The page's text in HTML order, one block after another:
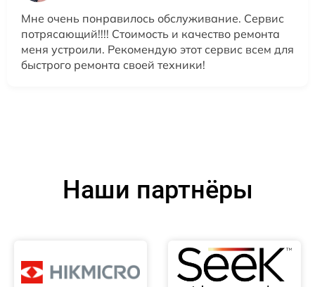
Мне очень понравилось обслуживание. Сервис
потрясающий!!!! Стоимость и качество ремонта
меня устроили. Рекомендую этот сервис всем для
быстрого ремонта своей техники!
Наши партнёры